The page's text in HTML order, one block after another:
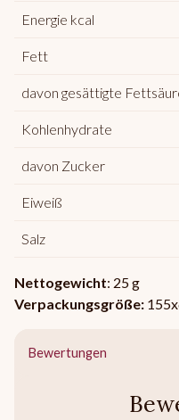
Energie kcal
Fett
davon gesättigte
Kohlenhydrate
davon Zucker
Eiweiß
Salz
Nettogewicht: 25 g
Verpackungsgröße:
Bewertungen